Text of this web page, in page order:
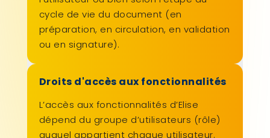
cycle de vie du document (en
préparation, en circulation, en validation
ou en signature).
Droits d'accès aux fonctionnalités
L’accès aux fonctionnalités d’Elise
dépend du groupe d’utilisateurs (rôle)
auquel appartient chaque utilisateur.